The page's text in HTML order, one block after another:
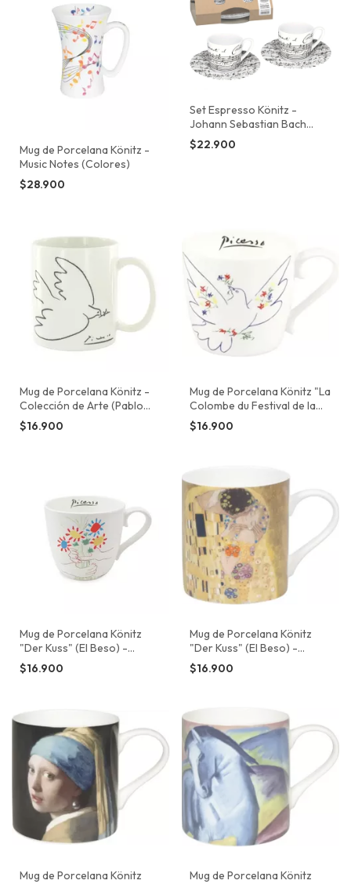
Mug de Porcelana Könitz -
Music Notes (Colores)
$28.900
Set Espresso Könitz -
Johann Sebastian Bach
"Kaffee-Kantate"
$22.900
Mug de Porcelana Könitz -
Colección de Arte (Pablo
Picasso)
$16.900
Mug de Porcelana Könitz "La
Colombe du Festival de la
Jeunesse" (La Paloma de la
Paz)
$16.900
Mug de Porcelana Könitz
"Der Kuss" (El Beso) -
Gustav Klimt
$16.900
Mug de Porcelana Könitz
"Der Kuss" (El Beso) -
Gustav Klimt
$16.900
Mug de Porcelana Könitz
Mug de Porcelana Könitz